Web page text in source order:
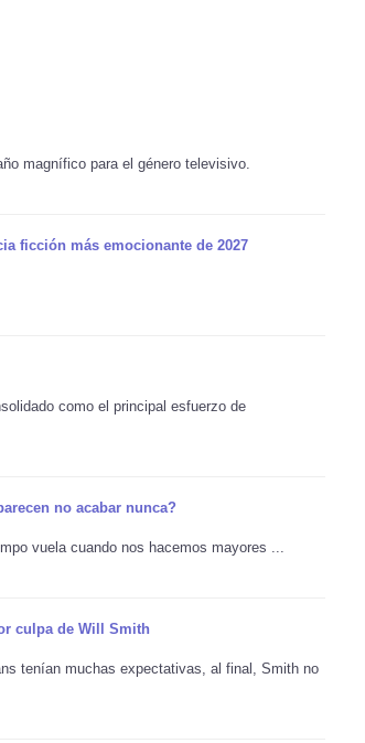
magnífico para el género televisivo.
ficción más emocionante de 2027
como el principal esfuerzo de
no acabar nunca?
vuela cuando nos hacemos mayores ...
culpa de Will Smith
tenían muchas expectativas, al final, Smith no